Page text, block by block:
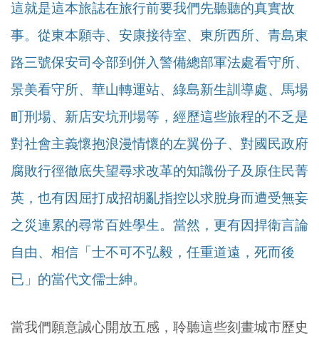
這就是這本旅誌在旅行前要我們先聽聽的真實故
事。從東本願寺、安康接待室、東所西所、青島東
路三號保安司令部到併入警備總部軍法處看守所、
景美看守所、華山轉運站、綠島新生訓導處、馬場
町刑場、新店安坑刑場等，經歷這些旅程的不乏是
對社會主義懷抱浪漫情懷的左翼份子、對國民政府
腐敗行徑徹底失望尋求改革的知識份子及原住民菁
英，也有因屈打成招胡亂指控以求脫身而遭受無妄
之災連累的尋常百姓學生。當然，更有因捍衛言論
自由、相信「士不可不弘毅，任重道遠，死而後
已」的當代文儒士紳。
當我們願意誠心開放五感，聆聽這些刻畫城市歷史